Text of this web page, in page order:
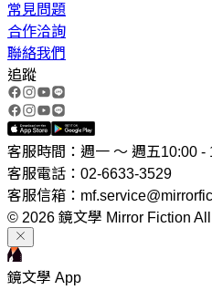
常見問題
合作洽詢
聯絡我們
追蹤
客服時間：週一 ～ 週五10:00 -
客服電話：02-6633-3529
客服信箱：
© 2026 鏡文學 Mirror Fiction
鏡文學 App